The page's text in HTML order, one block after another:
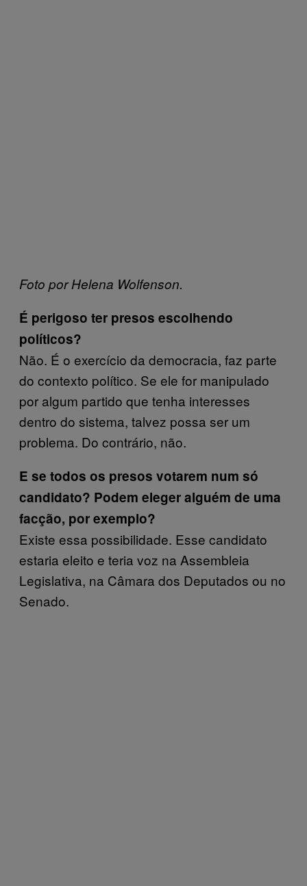
Foto por Helena Wolfenson.
É perigoso ter presos escolhendo
políticos?
Não. É o exercício da democracia, faz parte
do contexto político. Se ele for manipulado
por algum partido que tenha interesses
dentro do sistema, talvez possa ser um
problema. Do contrário, não.
E se todos os presos votarem num só
candidato? Podem eleger alguém de uma
facção, por exemplo?
Existe essa possibilidade. Esse candidato
estaria eleito e teria voz na Assembleia
Legislativa, na Câmara dos Deputados ou no
Senado.